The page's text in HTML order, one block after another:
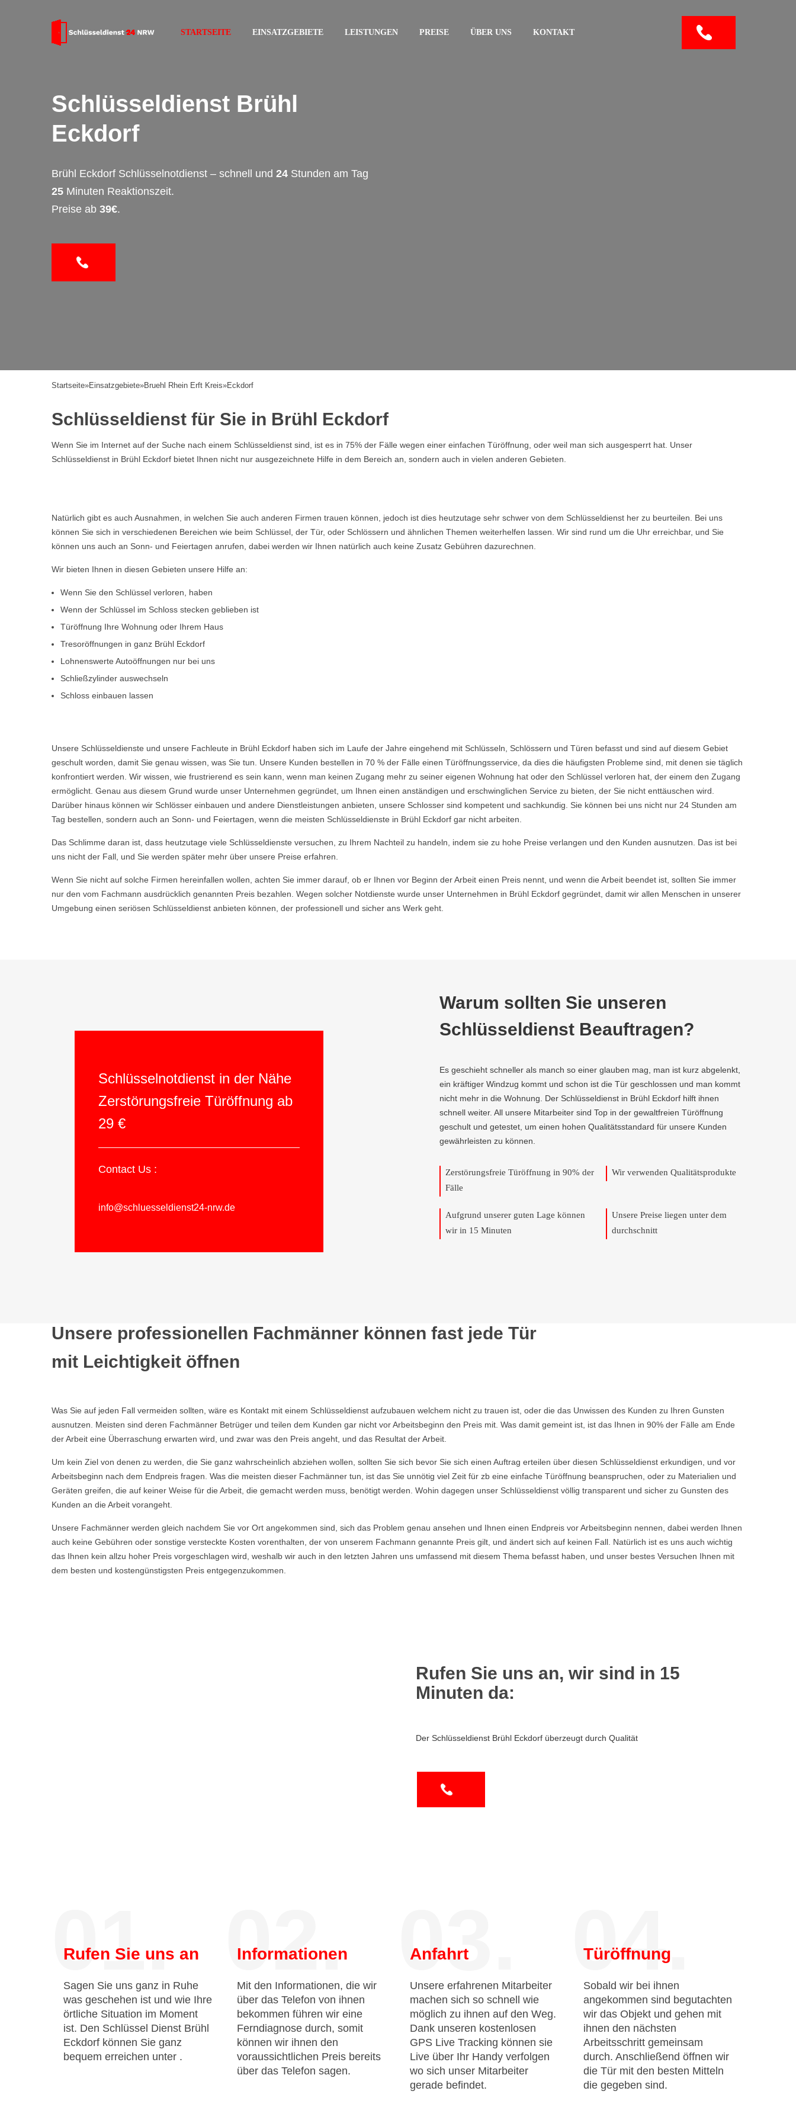
STARTSEITE EINSATZGEBIETE LEISTUNGEN PREISE ÜBER UNS KONTAKT
Schlüsseldienst Brühl
Eckdorf
Brühl Eckdorf Schlüsselnotdienst – schnell und 24 Stunden am Tag
25 Minuten Reaktionszeit.
Preise ab 39€.
Startseite»Einsatzgebiete»Bruehl Rhein Erft Kreis»Eckdorf
Schlüsseldienst für Sie in Brühl Eckdorf
Wenn Sie im Internet auf der Suche nach einem Schlüsseldienst sind, ist es in 75% der Fälle wegen einer einfachen Türöffnung, oder weil man sich ausgesperrt hat. Unser
Schlüsseldienst in Brühl Eckdorf bietet Ihnen nicht nur ausgezeichnete Hilfe in dem Bereich an, sondern auch in vielen anderen Gebieten.
Natürlich gibt es auch Ausnahmen, in welchen Sie auch anderen Firmen trauen können, jedoch ist dies heutzutage sehr schwer von dem Schlüsseldienst her zu beurteilen. Bei uns
können Sie sich in verschiedenen Bereichen wie beim Schlüssel, der Tür, oder Schlössern und ähnlichen Themen weiterhelfen lassen. Wir sind rund um die Uhr erreichbar, und Sie
können uns auch an Sonn- und Feiertagen anrufen, dabei werden wir Ihnen natürlich auch keine Zusatz Gebühren dazurechnen.
Wir bieten Ihnen in diesen Gebieten unsere Hilfe an:
Wenn Sie den Schlüssel verloren, haben
Wenn der Schlüssel im Schloss stecken geblieben ist
Türöffnung Ihre Wohnung oder Ihrem Haus
Tresoröffnungen in ganz Brühl Eckdorf
Lohnenswerte Autoöffnungen nur bei uns
Schließzylinder auswechseln
Schloss einbauen lassen
Unsere Schlüsseldienste und unsere Fachleute in Brühl Eckdorf haben sich im Laufe der Jahre eingehend mit Schlüsseln, Schlössern und Türen befasst und sind auf diesem Gebiet
geschult worden, damit Sie genau wissen, was Sie tun. Unsere Kunden bestellen in 70 % der Fälle einen Türöffnungsservice, da dies die häufigsten Probleme sind, mit denen sie täglich
konfrontiert werden. Wir wissen, wie frustrierend es sein kann, wenn man keinen Zugang mehr zu seiner eigenen Wohnung hat oder den Schlüssel verloren hat, der einem den Zugang
ermöglicht. Genau aus diesem Grund wurde unser Unternehmen gegründet, um Ihnen einen anständigen und erschwinglichen Service zu bieten, der Sie nicht enttäuschen wird.
Darüber hinaus können wir Schlösser einbauen und andere Dienstleistungen anbieten, unsere Schlosser sind kompetent und sachkundig. Sie können bei uns nicht nur 24 Stunden am
Tag bestellen, sondern auch an Sonn- und Feiertagen, wenn die meisten Schlüsseldienste in Brühl Eckdorf gar nicht arbeiten.
Das Schlimme daran ist, dass heutzutage viele Schlüsseldienste versuchen, zu Ihrem Nachteil zu handeln, indem sie zu hohe Preise verlangen und den Kunden ausnutzen. Das ist bei
uns nicht der Fall, und Sie werden später mehr über unsere Preise erfahren.
Wenn Sie nicht auf solche Firmen hereinfallen wollen, achten Sie immer darauf, ob er Ihnen vor Beginn der Arbeit einen Preis nennt, und wenn die Arbeit beendet ist, sollten Sie immer
nur den vom Fachmann ausdrücklich genannten Preis bezahlen. Wegen solcher Notdienste wurde unser Unternehmen in Brühl Eckdorf gegründet, damit wir allen Menschen in unserer
Umgebung einen seriösen Schlüsseldienst anbieten können, der professionell und sicher ans Werk geht.
Schlüsselnotdienst in der Nähe
Zerstörungsfreie Türöffnung ab
29 €
Contact Us :
info@schluesseldienst24-nrw.de
Warum sollten Sie unseren
Schlüsseldienst Beauftragen?
Es geschieht schneller als manch so einer glauben mag, man ist kurz abgelenkt,
ein kräftiger Windzug kommt und schon ist die Tür geschlossen und man kommt
nicht mehr in die Wohnung. Der Schlüsseldienst in Brühl Eckdorf hilft ihnen
schnell weiter. All unsere Mitarbeiter sind Top in der gewaltfreien Türöffnung
geschult und getestet, um einen hohen Qualitätsstandard für unsere Kunden
gewährleisten zu können.
Zerstörungsfreie Türöffnung in 90% der
Fälle
Wir verwenden Qualitätsprodukte
Aufgrund unserer guten Lage können
wir in 15 Minuten
Unsere Preise liegen unter dem
durchschnitt
Unsere professionellen Fachmänner können fast jede Tür
mit Leichtigkeit öffnen
Was Sie auf jeden Fall vermeiden sollten, wäre es Kontakt mit einem Schlüsseldienst aufzubauen welchem nicht zu trauen ist, oder die das Unwissen des Kunden zu Ihren Gunsten
ausnutzen. Meisten sind deren Fachmänner Betrüger und teilen dem Kunden gar nicht vor Arbeitsbeginn den Preis mit. Was damit gemeint ist, ist das Ihnen in 90% der Fälle am Ende
der Arbeit eine Überraschung erwarten wird, und zwar was den Preis angeht, und das Resultat der Arbeit.
Um kein Ziel von denen zu werden, die Sie ganz wahrscheinlich abziehen wollen, sollten Sie sich bevor Sie sich einen Auftrag erteilen über diesen Schlüsseldienst erkundigen, und vor
Arbeitsbeginn nach dem Endpreis fragen. Was die meisten dieser Fachmänner tun, ist das Sie unnötig viel Zeit für zb eine einfache Türöffnung beanspruchen, oder zu Materialien und
Geräten greifen, die auf keiner Weise für die Arbeit, die gemacht werden muss, benötigt werden. Wohin dagegen unser Schlüsseldienst völlig transparent und sicher zu Gunsten des
Kunden an die Arbeit vorangeht.
Unsere Fachmänner werden gleich nachdem Sie vor Ort angekommen sind, sich das Problem genau ansehen und Ihnen einen Endpreis vor Arbeitsbeginn nennen, dabei werden Ihnen
auch keine Gebühren oder sonstige versteckte Kosten vorenthalten, der von unserem Fachmann genannte Preis gilt, und ändert sich auf keinen Fall. Natürlich ist es uns auch wichtig
das Ihnen kein allzu hoher Preis vorgeschlagen wird, weshalb wir auch in den letzten Jahren uns umfassend mit diesem Thema befasst haben, und unser bestes Versuchen Ihnen mit
dem besten und kostengünstigsten Preis entgegenzukommen.
Rufen Sie uns an, wir sind in 15
Minuten da:
Der Schlüsseldienst Brühl Eckdorf überzeugt durch Qualität
01.
Rufen Sie uns an
Sagen Sie uns ganz in Ruhe
was geschehen ist und wie Ihre
örtliche Situation im Moment
ist. Den Schlüssel Dienst Brühl
Eckdorf können Sie ganz
bequem erreichen unter .
02.
Informationen
Mit den Informationen, die wir
über das Telefon von ihnen
bekommen führen wir eine
Ferndiagnose durch, somit
können wir ihnen den
voraussichtlichen Preis bereits
über das Telefon sagen.
03.
Anfahrt
Unsere erfahrenen Mitarbeiter
machen sich so schnell wie
möglich zu ihnen auf den Weg.
Dank unseren kostenlosen
GPS Live Tracking können sie
Live über Ihr Handy verfolgen
wo sich unser Mitarbeiter
gerade befindet.
04.
Türöffnung
Sobald wir bei ihnen
angekommen sind begutachten
wir das Objekt und gehen mit
ihnen den nächsten
Arbeitsschritt gemeinsam
durch. Anschließend öffnen wir
die Tür mit den besten Mitteln
die gegeben sind.